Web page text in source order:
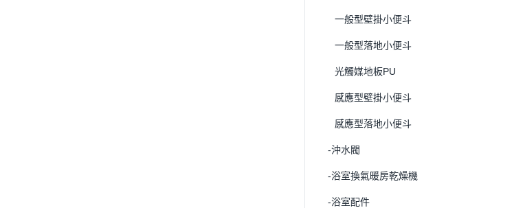
一般型壁掛小便斗
一般型落地小便斗
光觸媒地板PU
感應型壁掛小便斗
感應型落地小便斗
-沖水閥
-浴室換氣暖房乾燥機
-浴室配件